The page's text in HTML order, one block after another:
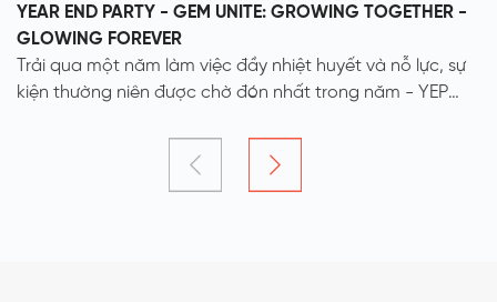
YEAR END PARTY - GEM UNITE: GROWING TOGETHER -
GLOWING FOREVER
Trải qua một năm làm việc đầy nhiệt huyết và nỗ lực, sự
kiện thường niên được chờ đón nhất trong năm - YEP
Forever đã chính thức được diễn ra vào ngày 5/1. Đây là
sự kiện Year End Party đặc biệt nhất của GemCommerce